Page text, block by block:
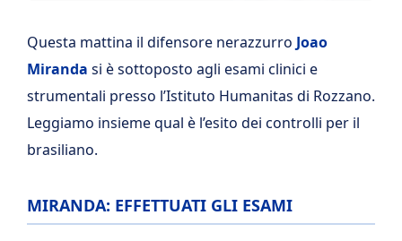
Questa mattina il difensore nerazzurro Joao
Miranda si è sottoposto agli esami clinici e
strumentali presso l’Istituto Humanitas di Rozzano.
Leggiamo insieme qual è l’esito dei controlli per il
brasiliano.
MIRANDA: EFFETTUATI GLI ESAMI